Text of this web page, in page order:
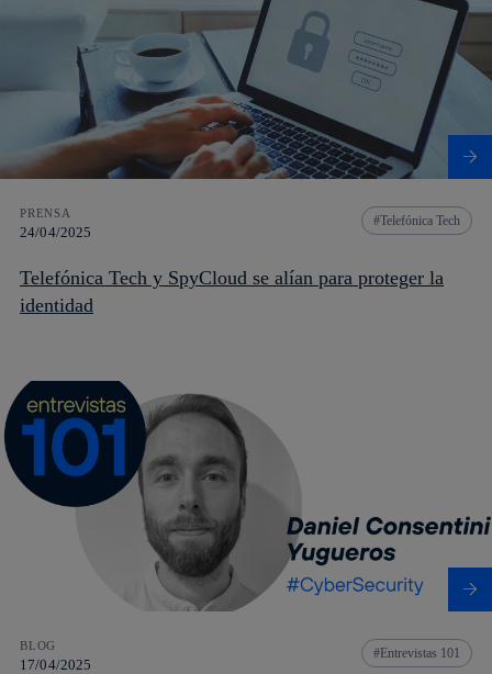
PRENSA
24/04/2025
Telefónica Tech
Telefónica Tech y SpyCloud se alían para proteger la
identidad
BLOG
17/04/2025
Entrevistas 101